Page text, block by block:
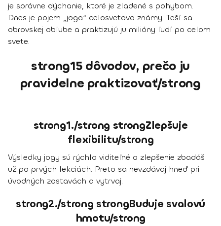
je správne dýchanie, ktoré je zladené s pohybom.
Dnes je pojem „joga“ celosvetovo známy. Teší sa
obrovskej obľube a praktizujú ju milióny ľudí po celom
svete.
strong15 dôvodov, prečo ju
pravidelne praktizovať/strong
strong1./strong strongZlepšuje
flexibilitu/strong
Výsledky jogy sú rýchlo viditeľné a zlepšenie zbadáš
už po prvých lekciách. Preto sa nevzdávaj hneď pri
úvodných zostavách a vytrvaj.
strong2./strong strongBuduje svalovú
hmotu/strong